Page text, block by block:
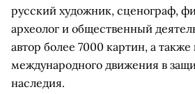
русский художник, сценограф,
археолог и общественный
автор более 7000 картин, а
международного движения в
наследия.